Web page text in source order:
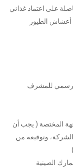
على اعتماد غذائي
أعشاش الطيور
المختصة ( يجب أن
وتوقيعه من